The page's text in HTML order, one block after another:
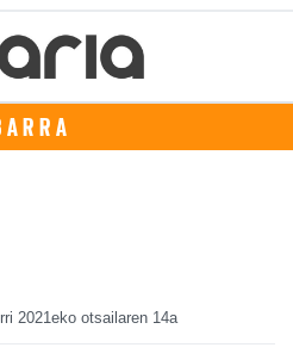
2021eko otsailaren 14a